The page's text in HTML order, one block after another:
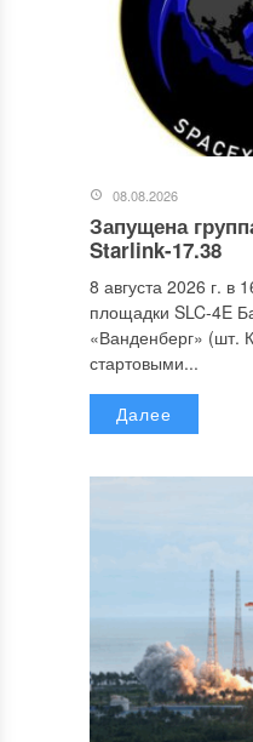
08.08.2026
Запущена
Starlink-17.38
8 августа 2026 г. в
площадки SLC-4E
«Ванденберг»
стартовыми...
Далее